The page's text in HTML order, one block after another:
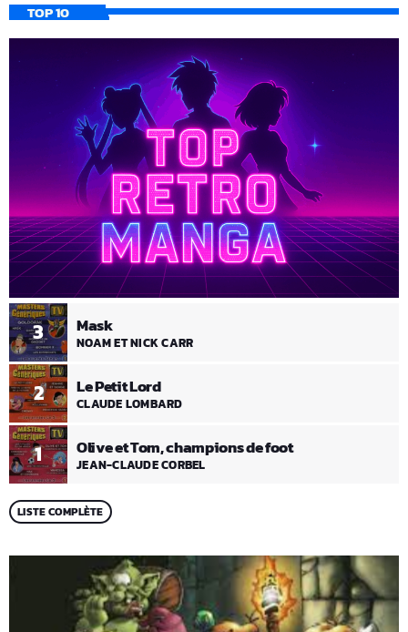
TOP 10
1 Olive et Tom, champions de foot
JEAN-CLAUDE CORBEL
2 Le Petit Lord
CLAUDE LOMBARD
3 Mask
NOAM ET NICK CARR
LISTE COMPLÈTE